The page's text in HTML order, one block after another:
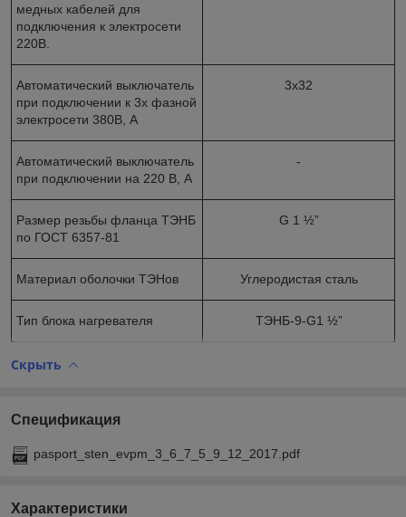
медных кабелей для
подключения к электросети
220В.
Автоматический выключатель
при подключении к 3х фазной
электросети 380В, А
3х32
Автоматический выключатель
при подключении на 220 В, А
-
Размер резьбы фланца ТЭНБ
по ГОСТ 6357-81
G 1 ½”
Материал оболочки ТЭНов Углеродистая сталь
Тип блока нагревателя ТЭНБ-9-G1 ½”
Скрыть
Спецификация
pasport_sten_evpm_3_6_7_5_9_12_2017.pdf
Характеристики